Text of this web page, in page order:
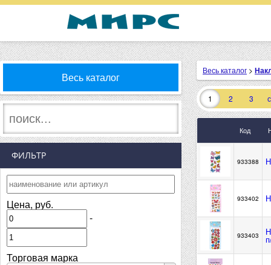
Весь каталог
ФИЛЬТР
Цена, руб.
-
Торговая марка
Весь каталог >
1 2 3
Код
933388
933402
933403